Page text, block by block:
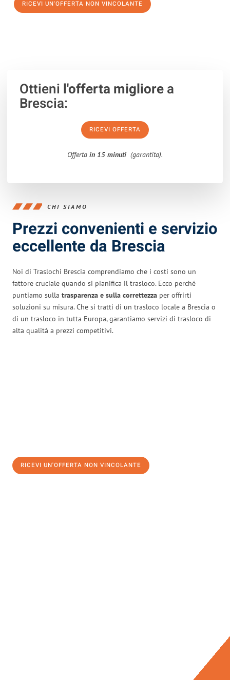
RICEVI UN'OFFERTA NON VINCOLANTE
Ottieni l'offerta migliorea
Brescia:
RICEVI OFFERTA
Offerta in 15 minuti (garantita).
CHI SIAMO
Prezzi convenienti e servizio
eccellente da Brescia
Noi di Traslochi Brescia comprendiamo che i costi sono un
fattore cruciale quando si pianifica il trasloco. Ecco perché
puntiamo sulla trasparenza e sulla correttezza per offrirti
soluzioni su misura. Che si tratti di un trasloco locale a Brescia o
di un trasloco in tutta Europa, garantiamo servizi di trasloco di
alta qualità a prezzi competitivi.
RICEVI UN'OFFERTA NON VINCOLANTE